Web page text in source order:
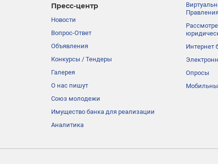
Пресс-центр
Новости
Вопрос-Ответ
Объявления
Конкурсы / Тендеры
Галерея
О нас пишут
Союз молодежи
Имущество банка для реализации
Аналитика
Интернет
Опросы